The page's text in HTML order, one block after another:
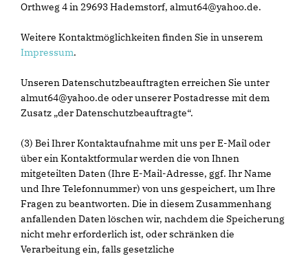
Orthweg 4 in 29693 Hademstorf, almut64@yahoo.de.
Weitere Kontaktmöglichkeiten finden Sie in unserem
Impressum.
Unseren Datenschutzbeauftragten erreichen Sie unter
almut64@yahoo.de oder unserer Postadresse mit dem
Zusatz „der Datenschutzbeauftragte“.
(3) Bei Ihrer Kontaktaufnahme mit uns per E-Mail oder
über ein Kontaktformular werden die von Ihnen
mitgeteilten Daten (Ihre E-Mail-Adresse, ggf. Ihr Name
und Ihre Telefonnummer) von uns gespeichert, um Ihre
Fragen zu beantworten. Die in diesem Zusammenhang
anfallenden Daten löschen wir, nachdem die Speicherung
nicht mehr erforderlich ist, oder schränken die
Verarbeitung ein, falls gesetzliche